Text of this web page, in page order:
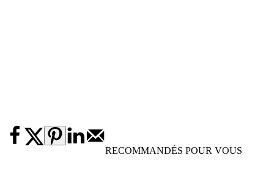
RECOMMANDÉS POUR VOUS